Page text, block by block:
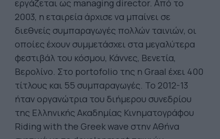
εργάζεται ως managing director. Από το
2003, η εταιρεία άρχισε να μπαίνει σε
διεθνείς συμπαραγωγές πολλών ταινιών, οι
οποίες έχουν συμμετάσχει στα μεγαλύτερα
φεστιβάλ του κόσμου, Κάννες, Βενετία,
Βερολίνο. Στο portofolio της η Graal έχει 400
τίτλους και 55 συμπαραγωγές. Το 2012-13
ήταν οργανώτρια του διήμερου συνεδρίου
της Ελληνικής Ακαδημίας Κινηματογράφου
Riding with the Greek wave στην Αθήνα